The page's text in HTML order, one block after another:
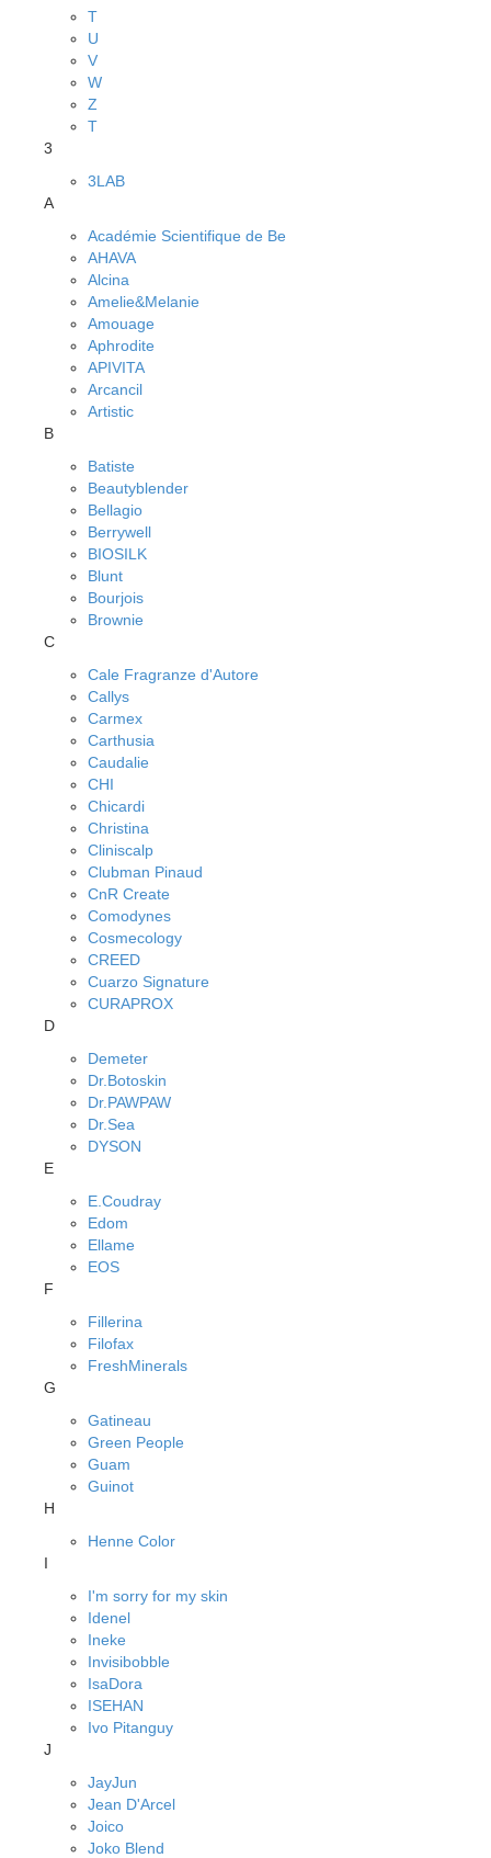
T
U
V
W
Z
Т
3
3LAB
A
Académie Scientifique de Be
AHAVA
Alcina
Amelie&Melanie
Amouage
Aphrodite
APIVITA
Arcancil
Artistic
B
Batiste
Beautyblender
Bellagio
Berrywell
BIOSILK
Blunt
Bourjois
Brownie
C
Cale Fragranze d'Autore
Callys
Carmex
Carthusia
Caudalie
CHI
Chicardi
Christina
Cliniscalp
Clubman Pinaud
CnR Create
Comodynes
Cosmecology
CREED
Cuarzo Signature
CURAPROX
D
Demeter
Dr.Botoskin
Dr.PAWPAW
Dr.Sea
DYSON
E
E.Coudray
Edom
Ellame
EOS
F
Fillerina
Filofax
FreshMinerals
G
Gatineau
Green People
Guam
Guinot
H
Henne Color
I
I'm sorry for my skin
Idenel
Ineke
Invisibobble
IsaDora
ISEHAN
Ivo Pitanguy
J
JayJun
Jean D'Arcel
Joico
Joko Blend